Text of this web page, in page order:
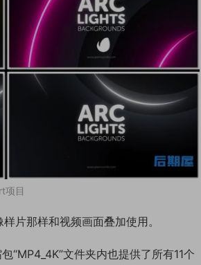
项目
片那样和视频画面叠加使用。
文件夹内也提供了所有11个